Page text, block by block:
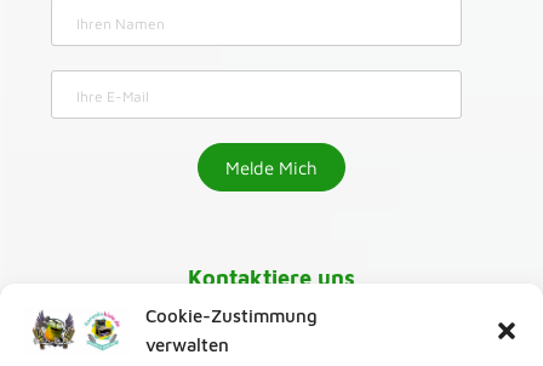
Cookie-Zustimmung
verwalten
Kontaktiere uns
030-218 01 070